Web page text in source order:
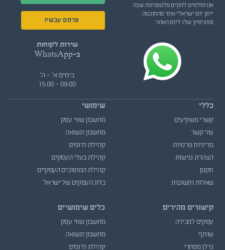
אנו חולמים להקים פלטפורמה שבה
ייתן יזם ישראלי אחד מהחוכמה
ומהניסיון שלו ליזם האחר.
פרסם עכשיו
שירות לקוחות
ב-WhatsApp
בימים א' - ה'
09:00 - 15:00
כללי
קשרי משקיעים
צור קשר
מדיניות פרטיות
הצהרת נגישות
תקנון
שאלות ותשובות
קישורים מהירים
עסקים למכירה
שותף
נדלן מסחרי
שימושי
מחשבון שווי עסק
מחשבון תשואה
קהילת היזמים
קהילת בעלי העסקים
קהילת המתווכים העסקיים
בלוג העסקים של ישראל
כלים שימושיים
מחשבון שווי עסק
מחשבון תשואה
קהילת היזמים